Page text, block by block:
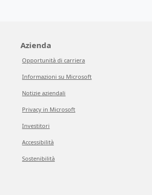
Azienda
Opportunità di carriera
Informazioni su Microsoft
Notizie aziendali
Privacy in Microsoft
Investitori
Accessibilità
Sostenibilità